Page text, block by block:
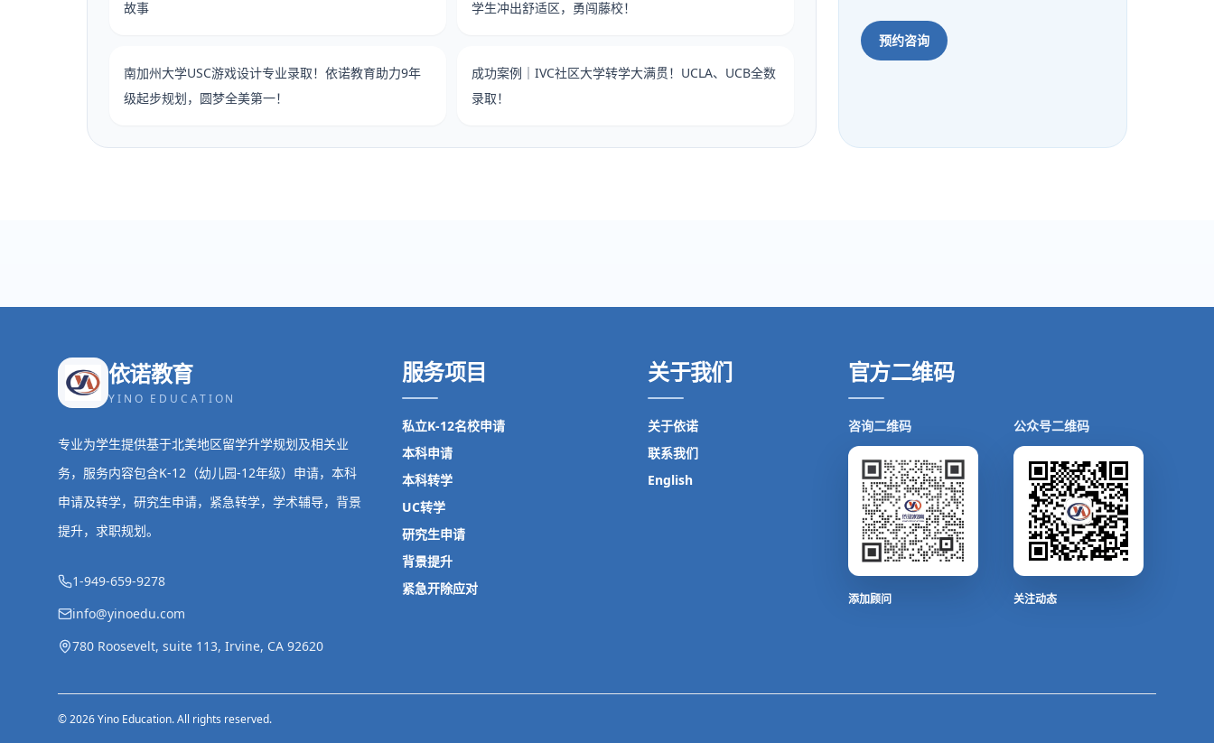
故事
学生冲出舒适区，勇闯藤校！
南加州大学USC游戏设计专业录取！依诺教育助力9年
级起步规划，圆梦全美第一！
成功案例｜IVC社区大学转学大满贯！UCLA、UCB全数
录取！
预约咨询
依诺教育
YINO EDUCATION
专业为学生提供基于北美地区留学升学规划及相关业
务，服务内容包含K-12（幼儿园-12年级）申请，本科
申请及转学，研究生申请，紧急转学，学术辅导，背景
提升，求职规划。
1-949-659-9278
info@yinoedu.com
780 Roosevelt, suite 113, Irvine, CA 92620
服务项目
私立K-12名校申请
本科申请
本科转学
UC转学
研究生申请
背景提升
紧急开除应对
关于我们
关于依诺
联系我们
English
官方二维码
咨询二维码
添加顾问
公众号二维码
关注动态
© 2026 Yino Education. All rights reserved.